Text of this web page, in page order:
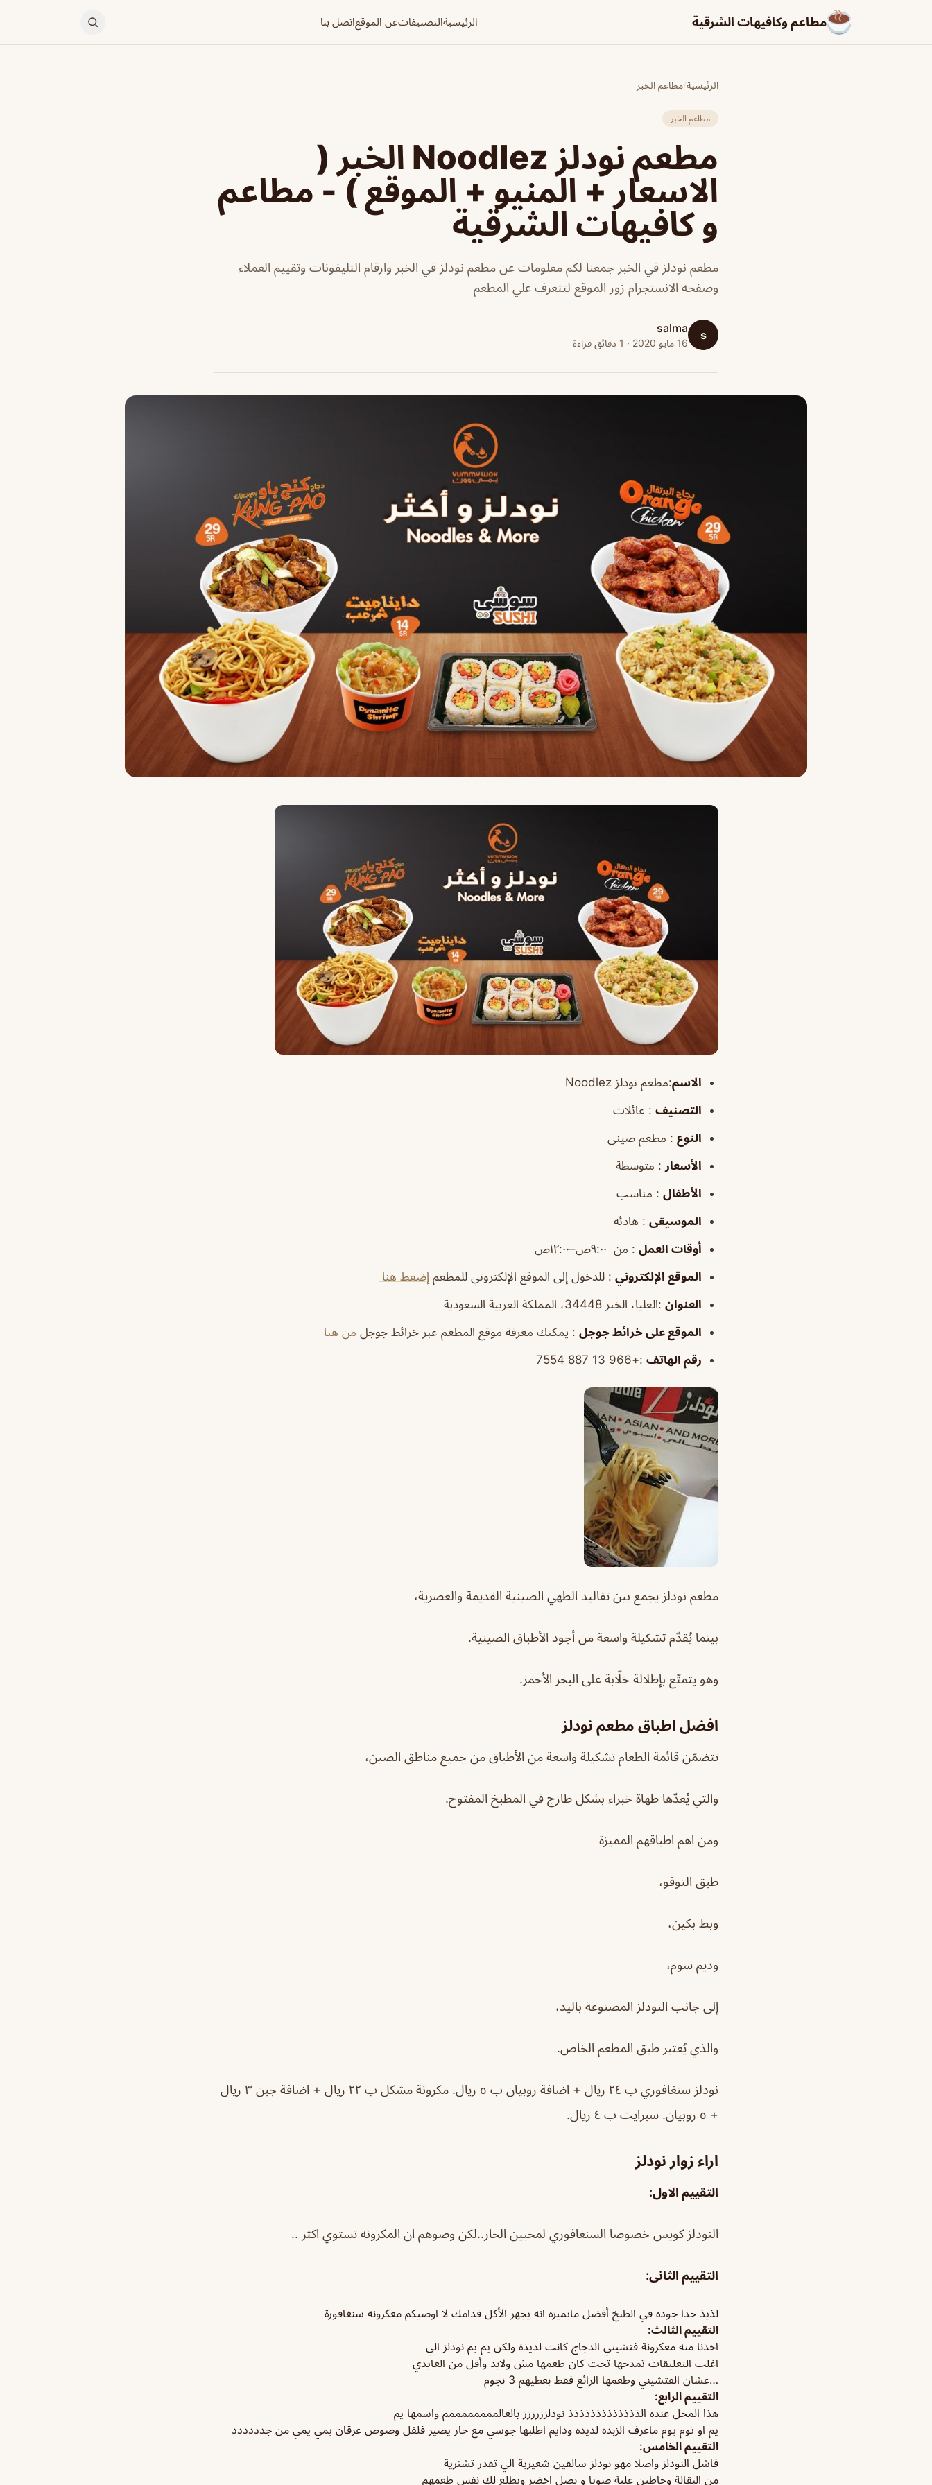
مطاعم وكافيهات الشرقية الرئيسيةالتصنيفاتعن الموقعاتصل بنا
الرئيسية/مطاعم الخبر
مطاعم الخبر
مطعم نودلز Noodlez الخبر (
الاسعار + المنيو + الموقع ) - مطاعم
و كافيهات الشرقية
مطعم نودلز في الخبر جمعنا لكم معلومات عن مطعم نودلز في الخبر وارقام التليفونات وتقييم العملاء
وصفحه الانستجرام زور الموقع لتتعرف علي المطعم
s
salma
16 مايو 2020 · 1 دقائق قراءة
الاسم:مطعم نودلز Noodlez
التصنيف : عائلات
النوع : مطعم صينى
الأسعار : متوسطة
الأطفال : مناسب
الموسيقى : هادئه
أوقات العمل : من ٩:٠٠ص–١٢:٠٠ص
الموقع الإلكتروني : للدخول إلى الموقع الإلكتروني للمطعم إضغط هنا
العنوان :العليا، الخبر 34448، المملكة العربية السعودية
الموقع على خرائط جوجل : يمكنك معرفة موقع المطعم عبر خرائط جوجل من هنا
رقم الهاتف :+966 13 887 7554
مطعم نودلز يجمع بين تقاليد الطهي الصينية القديمة والعصرية،
بينما يُقدّم تشكيلة واسعة من أجود الأطباق الصينية.
وهو يتمتّع بإطلالة خلّابة على البحر الأحمر.
افضل اطباق مطعم نودلز
تتضمّن قائمة الطعام تشكيلة واسعة من الأطباق من جميع مناطق الصين،
والتي يُعدّها طهاة خبراء بشكل طازج في المطبخ المفتوح.
ومن اهم اطباقهم المميزة
طبق التوفو،
وبط بكين،
وديم سوم،
إلى جانب النودلز المصنوعة باليد،
والذي يُعتبر طبق المطعم الخاص.
نودلز سنغافوري ب ٢٤ ريال + اضافة روبيان ب ٥ ريال. مكرونة مشكل ب ٢٢ ريال + اضافة جبن ٣ ريال
+ ٥ روبيان. سبرايت ب ٤ ريال.
اراء زوار نودلز
التقييم الاول:
النودلز كويس خصوصا السنغافوري لمحبين الحار..لكن وصوهم ان المكرونه تستوي اكثر ..
التقييم الثانى:
لذيذ جدا جوده في الطبخ أفضل مايميزه انه يجهز الأكل قدامك لا اوصيكم معكرونه سنغافورة
التقييم الثالث:
اخذنا منه معكرونة فتشيني الدجاج كانت لذيذة ولكن يم يم نودلز الي
اغلب التعليقات تمدحها تحت كان طعمها مش ولابد وأقل من العايدي
…عشان الفتشيني وطعمها الرائع فقط بعطيهم 3 نجوم
التقييم الرابع:
هذا المحل عنده الذذذذذذذذذذذذذ نودلزززززز بالعالممممممممم واسمها يم
يم او توم يوم ماعرف الزبده لذيده ودايم اطلبها جوسي مع حار يصير فلفل وصوص غرقان يمي يمي من جدددددد
التقييم الخامس:
فاشل النودلز واصلا مهو نودلز سالقين شعيرية الي تقدر تشترية
من البقالة وحاطين علية صويا و بصل اخضر ويطلع لك نفس طعمهم